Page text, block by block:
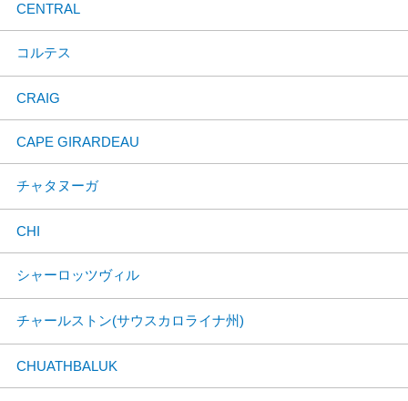
CENTRAL
コルテス
CRAIG
CAPE GIRARDEAU
チャタヌーガ
CHI
シャーロッツヴィル
チャールストン(サウスカロライナ州)
CHUATHBALUK